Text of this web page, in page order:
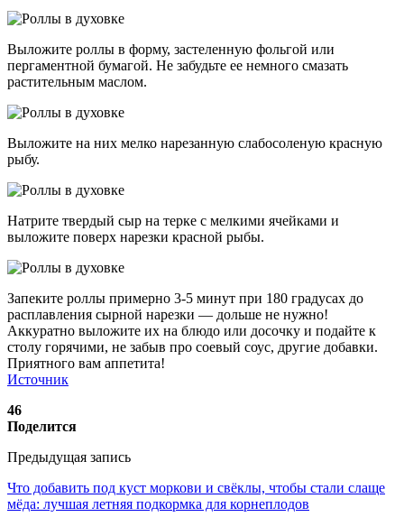
Выложите роллы в форму, застеленную фольгой или
пергаментной бумагой. Не забудьте ее немного смазать
растительным маслом.
Выложите на них мелко нарезанную слабосоленую красную
рыбу.
Натрите твердый сыр на терке с мелкими ячейками и
выложите поверх нарезки красной рыбы.
Запеките роллы примерно 3-5 минут при 180 градусах до
расплавления сырной нарезки — дольше не нужно!
Аккуратно выложите их на блюдо или досочку и подайте к
столу горячими, не забыв про соевый соус, другие добавки.
Приятного вам аппетита!
Источник
46
Поделится
Предыдущая запись
Что добавить под куст моркови и свёклы, чтобы стали слаще
мёда: лучшая летняя подкормка для корнеплодов